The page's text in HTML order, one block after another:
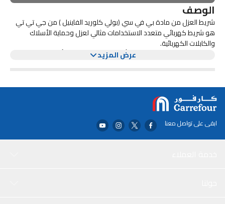
الوصف
شريط العزل من مادة بي في سي (بولي كلوريد الفاينيل ) من جي تي تي
هو شريط كهربائي متعدد الاستخدامات مثالي لعزل وحماية الأسلاك
والكابلات الكهربائية.
يبلغ عرض هذا الشريط 18 مم ويأتي في لفافة بطول 5 أمتار. وهو مصنوع
للاستخدام في التركيبات الكهربائية والإصلاحات والصيانة.
عرض المزيد
ابقى على تواصل معنا